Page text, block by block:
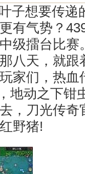
子想要传递
有气势？
级擂台比赛
八天，就跟
家们，热血
地动之下钳
，刀光传奇
野猪!